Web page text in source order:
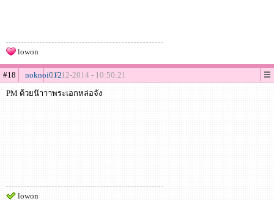
lowon
#18 noknoi01217-12-2014 - 10:50:21
PM ด้วยน๊าาาพระเอกหล่อจัง
lowon